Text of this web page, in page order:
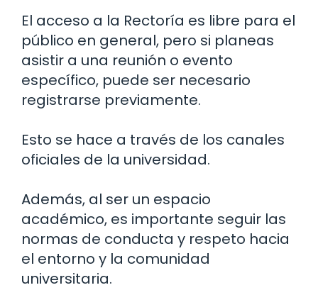
El acceso a la Rectoría es libre para el
público en general, pero si planeas
asistir a una reunión o evento
específico, puede ser necesario
registrarse previamente.
Esto se hace a través de los canales
oficiales de la universidad.
Además, al ser un espacio
académico, es importante seguir las
normas de conducta y respeto hacia
el entorno y la comunidad
universitaria.